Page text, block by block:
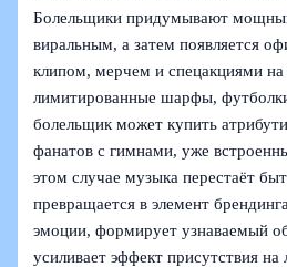
Болельщики придумывают
виральным, а затем появляется
клипом, мерчем и спецакциями
лимитированные шарфы,
болельщик может купить
фанатов с гимнами, уже
этом случае музыка перестаёт
превращается в элемент
эмоции, формирует узнаваемый
усиливает эффект присутствия